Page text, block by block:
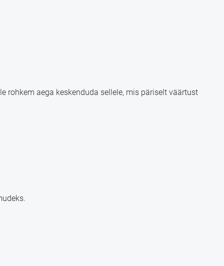
rohkem aega keskenduda sellele, mis päriselt väärtust